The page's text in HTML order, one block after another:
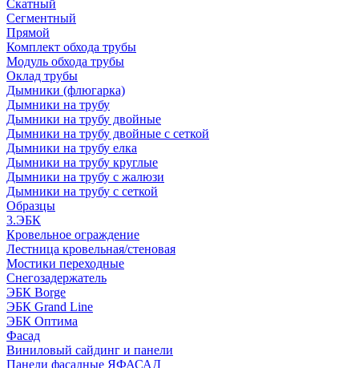
Скатный
Сегментный
Прямой
Комплект обхода трубы
Модуль обхода трубы
Оклад трубы
Дымники (флюгарка)
Дымники на трубу
Дымники на трубу двoйные
Дымники на трубу двoйные с сеткой
Дымники на трубу елка
Дымники на трубу круглые
Дымники на трубу с жалюзи
Дымники на трубу с сеткой
Образцы
3.ЭБК
Кровельное ограждение
Лестница кровельная/стеновая
Мостики переходные
Снегозадержатель
ЭБК Borge
ЭБК Grand Line
ЭБК Оптима
Фасад
Виниловый сайдинг и панели
Панели фасадные ЯФАСАД